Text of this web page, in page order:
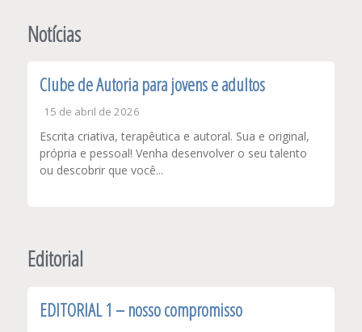
Post
Notícias
Clube de Autoria para jovens e adultos
15 de abril de 2026
Escrita criativa, terapêutica e autoral. Sua e original,
própria e pessoal! Venha desenvolver o seu talento
ou descobrir que você...
Editorial
EDITORIAL 1 – nosso compromisso